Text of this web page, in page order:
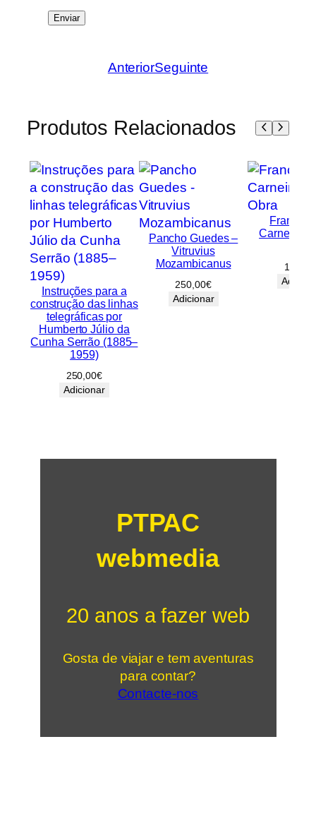
AnteriorSeguinte
Produtos Relacionados
Instruções para a
construção das linhas
telegráficas por
Humberto Júlio da
Cunha Serrão (1885–
1959)
250,00€
Adicionar
Pancho Guedes –
Vitruvius
Mozambicanus
250,00€
Adicionar
Carneiro –
100,00
PTPAC
webmedia
20 anos a fazer web
Gosta de viajar e tem aventuras
para contar?
Contacte-nos